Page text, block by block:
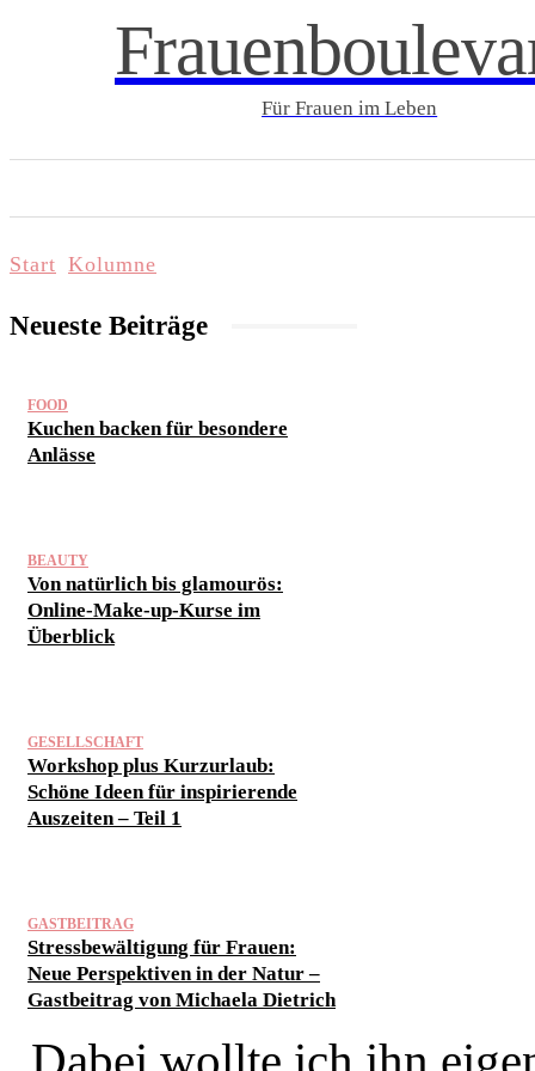
Für Frauen im Leben
Start Kolumne
Neueste Beiträge
FOOD
Kuchen backen für besondere
Anlässe
BEAUTY
Von natürlich bis glamourös:
Online-Make-up-Kurse im
Überblick
GESELLSCHAFT
Workshop plus Kurzurlaub:
Schöne Ideen für inspirierende
Auszeiten – Teil 1
GASTBEITRAG
Stressbewältigung für Frauen:
Neue Perspektiven in der Natur –
Gastbeitrag von Michaela Dietrich